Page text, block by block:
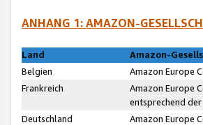
ANHANG 1: AMAZON-
Land
Amazon-
Belgien
Amazon Europe
Frankreich
Amazon Europe
entsprechend
Deutschland
Amazon Europe